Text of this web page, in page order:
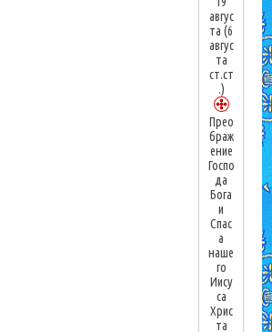
авгус
та(6
авгус
та
ст.ст
.)
Прео
браж
ение
Госпо
да
Бога
и
Спас
а
наше
го
Иису
са
Хрис
та